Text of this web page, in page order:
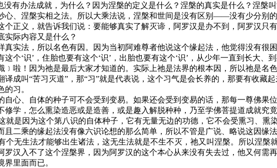
有办法成就，为什么？因为涅槃的定义是什么？涅槃的真实是什么？涅槃
心、涅槃实相之法。所以大乘法说，涅槃和世间是没有区别——没有少分别
正义，就告诉我们说：要能够真实了解灭谛，阿罗汉是办不到，阿罗汉只
实际内容又是什么？
实法，所以名色有因。因为当初阿难尊者他说这个缘起法，他觉得没有很
个‘识’，住胎也要有这个‘识’，出胎也要有这个‘识’，从少年一直到长大、
啦！因为祂是最后大家才知道的。实际上祂是法界的根本因，所以祂是名
成叫“苦习灭道”，那“习”就是代表说，这个习气是会长养的，那要有收藏
习。
心、自体的种子可不会受到变易。如果还会受到变易的话，那每一尊佛果
学，怎么熏染造恶或是造善，或是趣入解脱种种，乃至学佛菩提道成就究
是因为这个第八识的自体种子，它有无量无边的功德，它不会受熏习、熏染
二乘的缘起法没有像六识论想的那么简单，所以不管是广说、略说这因缘
个无生法才能够出生诸法，这无生法就是不生不灭，祂又叫涅槃。所以涅槃
汉入不了这个涅槃界，因为阿罗汉的这个本心从来没有失去过，他又何需
里面而已。